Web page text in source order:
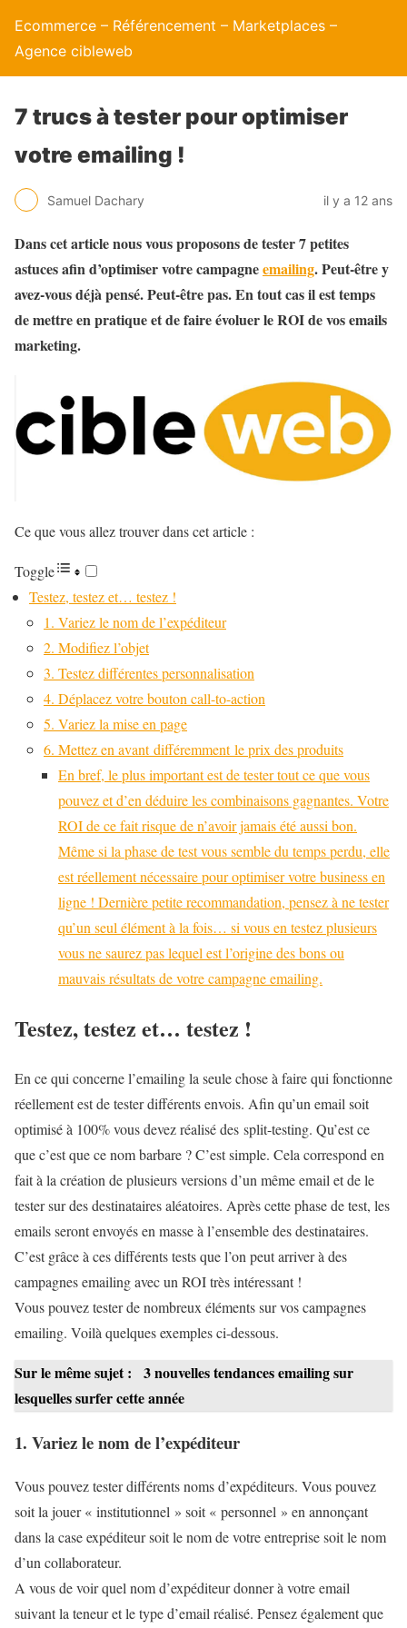
Ecommerce – Référencement – Marketplaces –
Agence cibleweb
7 trucs à tester pour optimiser
votre emailing !
Samuel Dachary il y a 12 ans
Dans cet article nous vous proposons de tester 7 petites
astuces afin d’optimiser votre campagneemailing. Peut-être y
avez-vous déjà pensé. Peut-être pas. En tout cas il est temps
de mettre en pratique et de faire évoluer le ROI de vos emails
marketing.
Ce que vous allez trouver dans cet article :
Toggle
Testez, testez et… testez !
1. Variez le nom de l’expéditeur
2. Modifiez l’objet
3. Testez différentes personnalisation
4. Déplacez votre bouton call-to-action
5. Variez la mise en page
6. Mettez en avant différemment le prix des produits
En bref, le plus important est de tester tout ce que vous
pouvez et d’en déduire les combinaisons gagnantes. Votre
ROI de ce fait risque de n’avoir jamais été aussi bon.
Même si la phase de test vous semble du temps perdu, elle
est réellement nécessaire pour optimiser votre business en
ligne ! Dernière petite recommandation, pensez à ne tester
qu’un seul élément à la fois… si vous en testez plusieurs
vous ne saurez pas lequel est l’origine des bons ou
mauvais résultats de votre campagne emailing.
Testez, testez et… testez !
En ce qui concerne l’emailing la seule chose à faire qui fonctionne
réellement est de tester différents envois. Afin qu’un email soit
optimisé à 100% vous devez réalisé des split-testing. Qu’est ce
que c’est que ce nom barbare ? C’est simple. Cela correspond en
fait à la création de plusieurs versions d’un même email et de le
tester sur des destinataires aléatoires. Après cette phase de test, les
emails seront envoyés en masse à l’ensemble des destinataires.
C’est grâce à ces différents tests que l’on peut arriver à des
campagnes emailing avec un ROI très intéressant !
Vous pouvez tester de nombreux éléments sur vos campagnes
emailing. Voilà quelques exemples ci-dessous.
Sur le même sujet :
3 nouvelles tendances emailing sur
lesquelles surfer cette année
1. Variez le nom de l’expéditeur
Vous pouvez tester différents noms d’expéditeurs. Vous pouvez
soit la jouer « institutionnel » soit « personnel » en annonçant
dans la case expéditeur soit le nom de votre entreprise soit le nom
d’un collaborateur.
A vous de voir quel nom d’expéditeur donner à votre email
suivant la teneur et le type d’email réalisé. Pensez également que